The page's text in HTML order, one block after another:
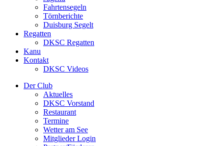
Fahrtensegeln
Törnberichte
Duisburg Segelt
Regatten
DKSC Regatten
Kanu
Kontakt
DKSC Videos
Der Club
Aktuelles
DKSC Vorstand
Restaurant
Termine
Wetter am See
Mitglieder Login